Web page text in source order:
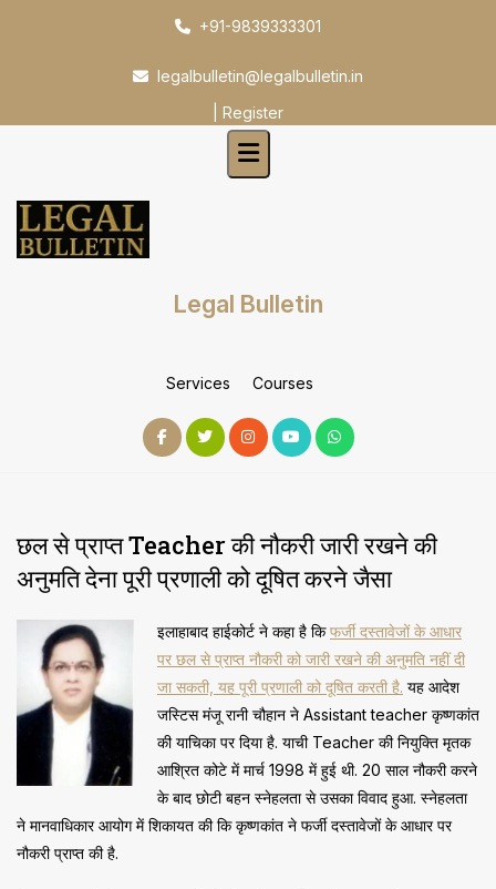
+91-9839333301
legalbulletin@legalbulletin.in
Register
Legal Bulletin
Services Courses
छल से प्राप्त Teacher की नौकरी जारी रखने की
अनुमति देना पूरी प्रणाली को दूषित करने जैसा
इलाहाबाद हाईकोर्ट ने कहा है किफर्जी दस्तावेजों के आधार
पर छल से प्राप्त नौकरी को जारी रखने की अनुमति नहीं दी
जा सकती, यह पूरी प्रणाली को दूषित करती है. यह आदेश
जस्टिस मंजू रानी चौहान ने Assistant teacher कृष्णकांत
की याचिका पर दिया है. याची Teacher की नियुक्ति मृतक
आश्रित कोटे में मार्च 1998 में हुई थी. 20 साल नौकरी करने
के बाद छोटी बहन स्नेहलता से उसका विवाद हुआ. स्नेहलता
ने मानवाधिकार आयोग में शिकायत की कि कृष्णकांत ने फर्जी दस्तावेजों के आधार पर
नौकरी प्राप्त की है.